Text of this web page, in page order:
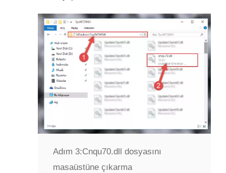
Adım 3:Cnqu70.dll dosyasını
masaüstüne çıkarma